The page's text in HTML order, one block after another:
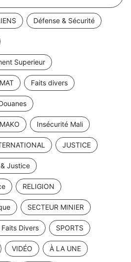
Défense & Sécurité
Superieur
Faits divers
Insécurité Mali
JUSTICE
Justice
RELIGION
SECTEUR MINIER
Divers SPORTS
VIDÉO À LA UNE